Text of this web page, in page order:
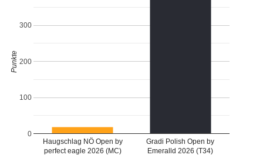
Haugschlag NÖ Open by
perfect eagle 2026 (MC)
Gradi Polish Open by
Emeralld 2026 (T34)
0
100
200
300
Punkte